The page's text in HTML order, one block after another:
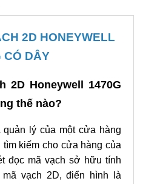
2D HONEYWELL
CÓ DÂY
2D Honeywell 1470G
thế nào?
lý của một cửa hàng
kiếm cho cửa hàng của
đọc mã vạch sở hữu tính
vạch 2D, điển hình là